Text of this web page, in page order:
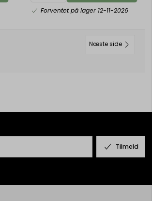
Forventet på lager 12-11-2026
Næste side
Tilmeld